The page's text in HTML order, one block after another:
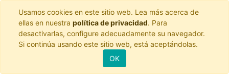
Usamos cookies en este sitio web. Lea más acerca de
ellas en nuestra política de privacidad. Para
desactivarlas, configure adecuadamente su navegador.
Si continúa usando este sitio web, está aceptándolas.
OK